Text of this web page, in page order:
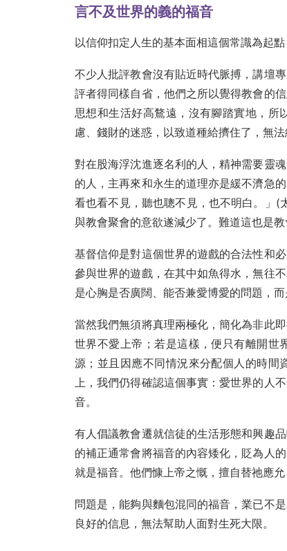
言不及世界的義的福音
以信仰扣定人生的基本面相這個常識為起
不少人批評教會沒有貼近時代脈搏，講壇
評者得同樣自省，他們之所以覺得教會的
思想和生活好高鶩遠，沒有腳踏實地，所
慮、錢財的迷惑，以致道種給擠住了，無法
對在股海浮沈進逐名利的人，精神需要靈
的人，主再來和永生的道理亦是緩不濟急
看也看不見，聽也聰不見，也不明白。」(
與教會聚會的意欲遂減少了。難道這也是
基督信仰是對這個世界的遊戲的合法性和
參與世界的遊戲，在其中如魚得水，無往
是心胸是否廣闊、能否兼愛博愛的問題，而
當然我們無須將真理兩極化，簡化為非此
世界不愛上帝；若是這樣，便只有離開世
源；並且因應不同情況來分配個人的時間
上，我們仍得確認這個事實：愛世界的人
音。
有人倡議教會遷就信徒的生活形態和興趣
的補正通常會將福音的內容矮化，貶為人
就是福音。他們慷上帝之慨，擅自替祂應允
問題是，能夠與麵包混同的福音，業已不
良好的信息，無法幫助人面對生死大限。